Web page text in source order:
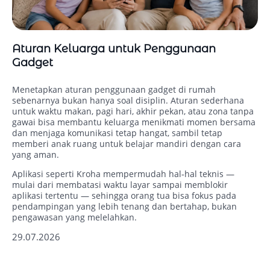
Aturan Keluarga untuk Penggunaan
Gadget
Menetapkan aturan penggunaan gadget di rumah
sebenarnya bukan hanya soal disiplin. Aturan sederhana
untuk waktu makan, pagi hari, akhir pekan, atau zona tanpa
gawai bisa membantu keluarga menikmati momen bersama
dan menjaga komunikasi tetap hangat, sambil tetap
memberi anak ruang untuk belajar mandiri dengan cara
yang aman.
Aplikasi seperti Kroha mempermudah hal‑hal teknis —
mulai dari membatasi waktu layar sampai memblokir
aplikasi tertentu — sehingga orang tua bisa fokus pada
pendampingan yang lebih tenang dan bertahap, bukan
pengawasan yang melelahkan.
29.07.2026